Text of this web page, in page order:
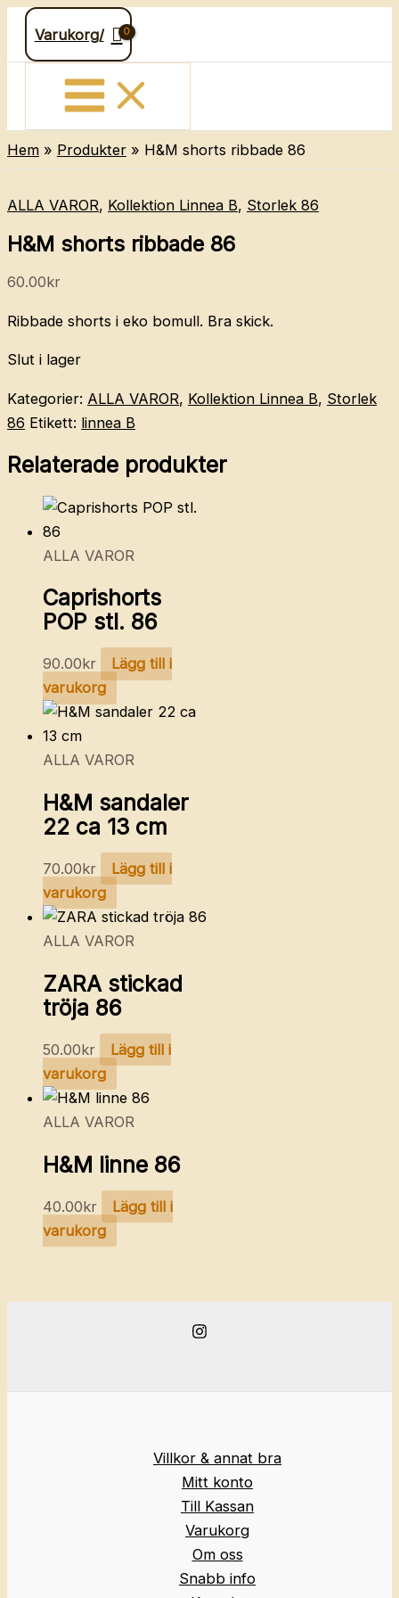
Hoppa
innehåll
Varukorg/
Hem Produkter H&M shorts ribbade 86
ALLA VAROR, Kollektion Linnea B, Storlek 86
H&M shorts ribbade 86
60.00kr
Ribbade shorts i eko bomull. Bra skick.
Slut i lager
Kategorier: ALLA VAROR, Kollektion Linnea B, Storlek
86 Etikett: linnea B
Relaterade produkter
ALLA VAROR
Caprishorts
POP stl. 86
90.00kr
Lägg till i
varukorg
ALLA VAROR
H&M sandaler
22 ca 13 cm
70.00kr
Lägg till i
varukorg
ALLA VAROR
ZARA stickad
tröja 86
50.00kr
Lägg till i
varukorg
ALLA VAROR
H&M linne 86
40.00kr
Lägg till i
varukorg
Villkor & annat bra
Mitt konto
Till Kassan
Varukorg
Om oss
Snabb info